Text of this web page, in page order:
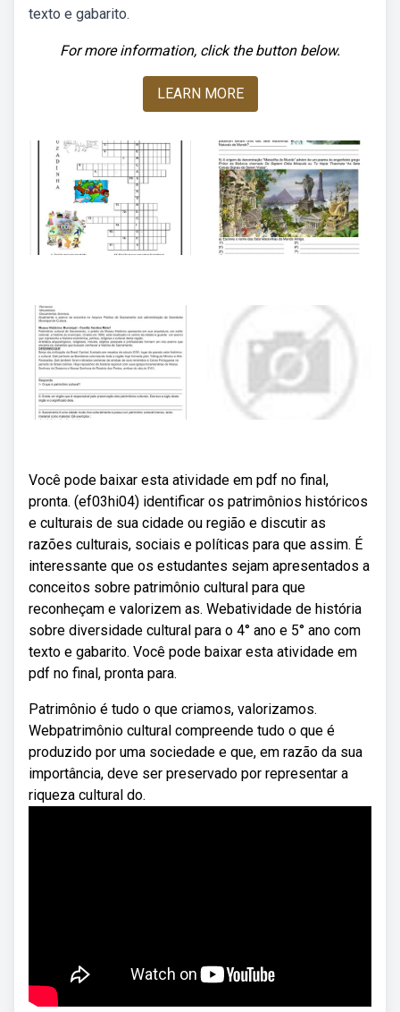
texto e gabarito.
For more information, click the button below.
LEARN MORE
Você pode baixar esta atividade em pdf no final,
pronta. (ef03hi04) identificar os patrimônios históricos
e culturais de sua cidade ou região e discutir as
razões culturais, sociais e políticas para que assim. É
interessante que os estudantes sejam apresentados a
conceitos sobre patrimônio cultural para que
reconheçam e valorizem as. Webatividade de história
sobre diversidade cultural para o 4° ano e 5° ano com
texto e gabarito. Você pode baixar esta atividade em
pdf no final, pronta para.
Patrimônio é tudo o que criamos, valorizamos.
Webpatrimônio cultural compreende tudo o que é
produzido por uma sociedade e que, em razão da sua
importância, deve ser preservado por representar a
riqueza cultural do.